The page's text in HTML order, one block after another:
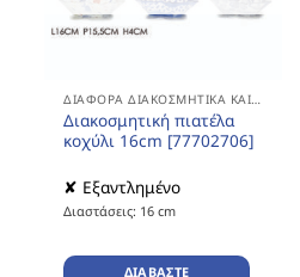
ΔΙΆΦΟΡΑ ΔΙΑΚΟΣΜΗΤΙΚΆ ΚΑΙ ΔΏΡΑ
Διακοσμητική πιατέλα
κοχύλι 16cm [77702706]
✘ Εξαντλημένο
Διαστάσεις: 16 cm
ΔΙΑΒΆΣΤΕ